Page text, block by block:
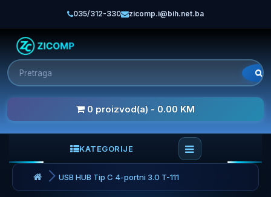
035/312-330 zicomp.i@bih.net.ba
0 proizvod(a) - 0.00 KM
KATEGORIJE
USB HUB Tip C 4-portni 3.0 T-111